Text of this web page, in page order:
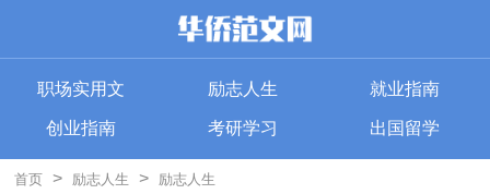
职场实用文 励志人生 就业指南
创业指南 考研学习 出国留学
首页 > 励志人生 > 励志人生